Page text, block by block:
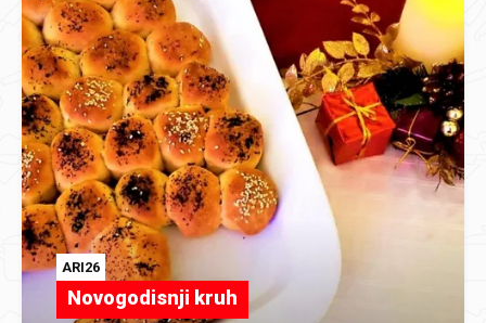
ARI26
Novogodisnji kruh